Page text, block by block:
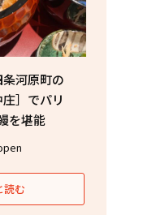
河原町の
］でパリ
を堪能
読む